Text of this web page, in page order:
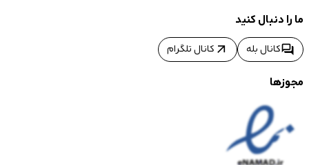
ما را دنبال کنید
forumکانال بله arrow_outward کانال تلگرام
مجوزها